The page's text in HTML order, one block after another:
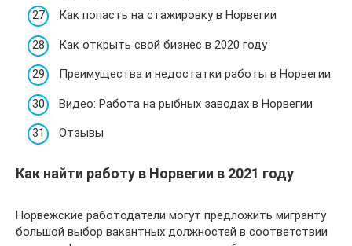
Как попасть на стажировку в Норвегии
Как открыть свой бизнес в 2020 году
Преимущества и недостатки работы в Норвегии
Видео: Работа на рыбных заводах в Норвегии
Отзывы
Как найти работу в Норвегии в 2021 году
Норвежские работодатели могут предложить мигранту
большой выбор вакантных должностей в соответствии